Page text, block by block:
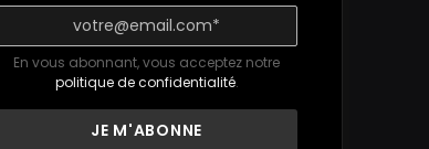
En vous abonnant, vous acceptez notre
politique de confidentialité.